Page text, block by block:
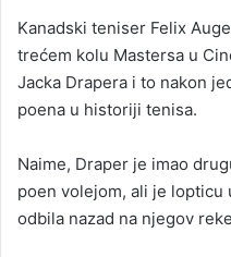
Kanadski teniser Felix
trećem kolu Mastersa u
Jacka Drapera i to nakon
poena u historiji tenisa.
Naime, Draper je imao
poen volejom, ali je
odbila nazad na njegov